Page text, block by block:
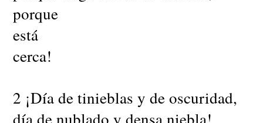
porque
está
cerca!
2 ¡Día de tinieblas y de oscuridad,
día de nublado y densa niebla!